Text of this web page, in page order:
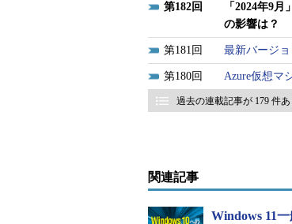
182
「2024年9
の影響は？
181 最新バージ
180 Azure仮想マ
過去の連載記事が 179 件
関連記事
Windows 11